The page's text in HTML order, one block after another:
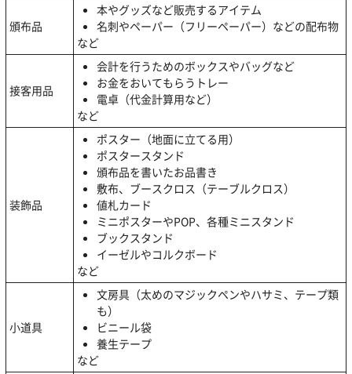
頒布品
本やグッズなど販売するアイテム
名刺やペーパー（フリーペーパー）などの配布物
など
接客用品
会計を行うためのボックスやバッグなど
お金をおいてもらうトレー
電卓（代金計算用など）
など
装飾品
ポスター（地面に立てる用）
ポスタースタンド
頒布品を書いたお品書き
敷布、ブースクロス（テーブルクロス）
値札カード
ミニポスターやPOP、各種ミニスタンド
ブックスタンド
イーゼルやコルクボード
など
小道具
文房具（太めのマジックペンやハサミ、テープ類
も）
ビニール袋
養生テープ
など